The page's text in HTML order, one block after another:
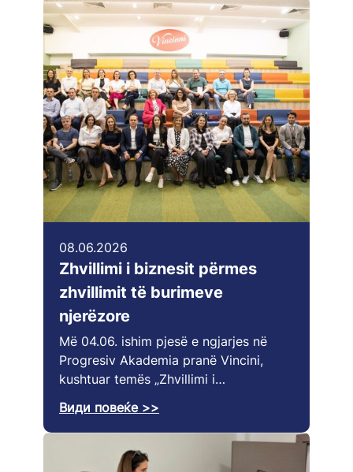
08.06.2026
Zhvillimi i biznesit përmes
zhvillimit të burimeve
njerëzore
Më 04.06. ishim pjesë e ngjarjes në
Progresiv Akademia pranë Vincini,
kushtuar temës „Zhvillimi i…
Види повеќе >>